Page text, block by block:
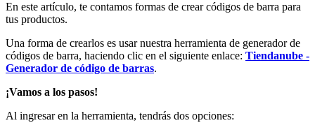
En este artículo, te contamos formas de crear códigos de barra para
tus productos.
Una forma de crearlos es usar nuestra herramienta de generador de
códigos de barra, haciendo clic en el siguiente enlace: Tiendanube -
Generador de código de barras.
¡Vamos a los pasos!
Al ingresar en la herramienta, tendrás dos opciones: